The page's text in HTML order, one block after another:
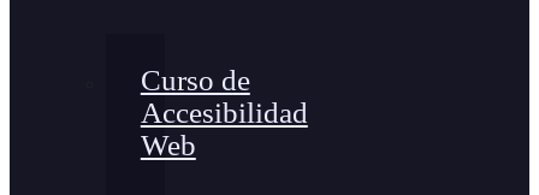
Curso de
Accesibilidad
Web